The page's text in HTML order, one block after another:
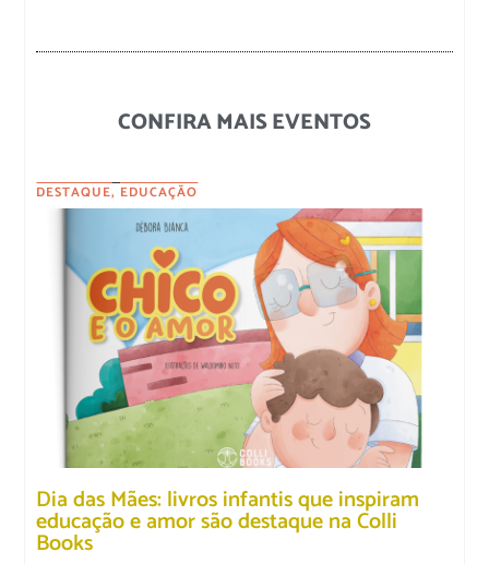
CONFIRA MAIS EVENTOS
DESTAQUE, EDUCAÇÃO
Dia das Mães: livros infantis que inspiram
educação e amor são destaque na Colli
Books